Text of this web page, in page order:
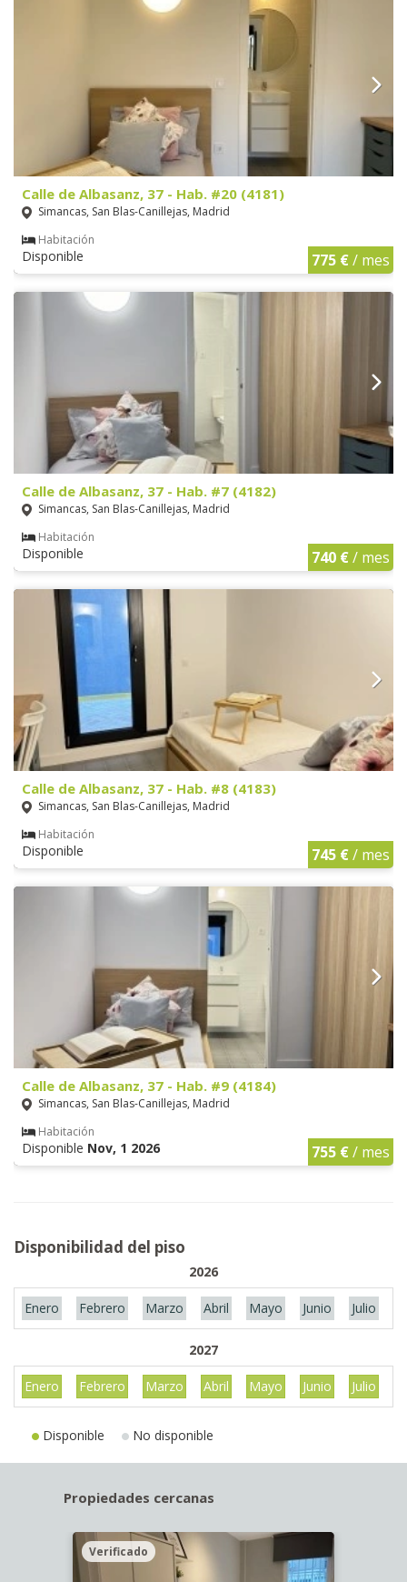
Calle de Albasanz, 37 - Hab. #20 (4181)
Simancas, San Blas-Canillejas, Madrid
Habitación
Disponible 775 €/ mes
Calle de Albasanz, 37 - Hab. #7 (4182)
Simancas, San Blas-Canillejas, Madrid
Habitación
Disponible 740 €/ mes
Calle de Albasanz, 37 - Hab. #8 (4183)
Simancas, San Blas-Canillejas, Madrid
Habitación
Disponible 745 €/ mes
Calle de Albasanz, 37 - Hab. #9 (4184)
Simancas, San Blas-Canillejas, Madrid
Habitación
Disponible Nov, 1 2026 755 €/ mes
Disponibilidad del piso
2026
Enero Febrero Marzo Abril Mayo Junio Julio
2027
Enero Febrero Marzo Abril Mayo Junio Julio
Disponible No disponible
Propiedades cercanas
Verificado